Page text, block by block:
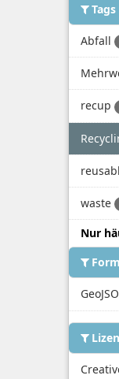
Tags
Abfall
recup
waste
Nur